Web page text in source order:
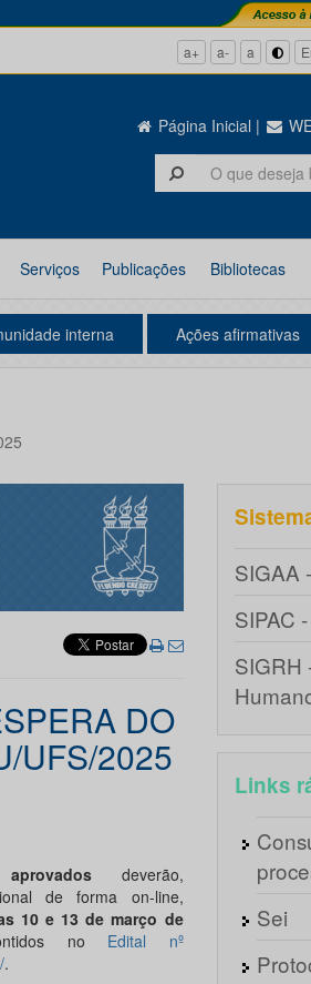
a+ a- a
Página Inicial |
Serviços Publicações Bibliotecas
interna Ações afirmativas
DO
UFS/2025
deverão,
de forma on-line,
10 e 13 de março de
no Edital nº
.
SIGAA
SIPAC
SIGRH
Links
Sei